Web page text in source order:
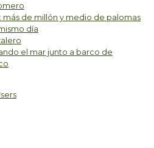
más de millón y medio de palomas
día
el mar junto a barco de